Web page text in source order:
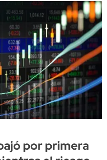
por primera